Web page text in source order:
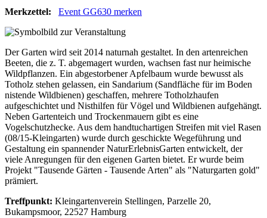
Merkzettel: Event GG630 merken
Der Garten wird seit 2014 naturnah gestaltet. In den artenreichen
Beeten, die z. T. abgemagert wurden, wachsen fast nur heimische
Wildpflanzen. Ein abgestorbener Apfelbaum wurde bewusst als
Totholz stehen gelassen, ein Sandarium (Sandfläche für im Boden
nistende Wildbienen) geschaffen, mehrere Totholzhaufen
aufgeschichtet und Nisthilfen für Vögel und Wildbienen aufgehängt.
Neben Gartenteich und Trockenmauern gibt es eine
Vogelschutzhecke. Aus dem handtuchartigen Streifen mit viel Rasen
(08/15-Kleingarten) wurde durch geschickte Wegeführung und
Gestaltung ein spannender NaturErlebnisGarten entwickelt, der
viele Anregungen für den eigenen Garten bietet. Er wurde beim
Projekt "Tausende Gärten - Tausende Arten" als "Naturgarten gold"
prämiert.
Treffpunkt: Kleingartenverein Stellingen, Parzelle 20,
Bukampsmoor, 22527 Hamburg